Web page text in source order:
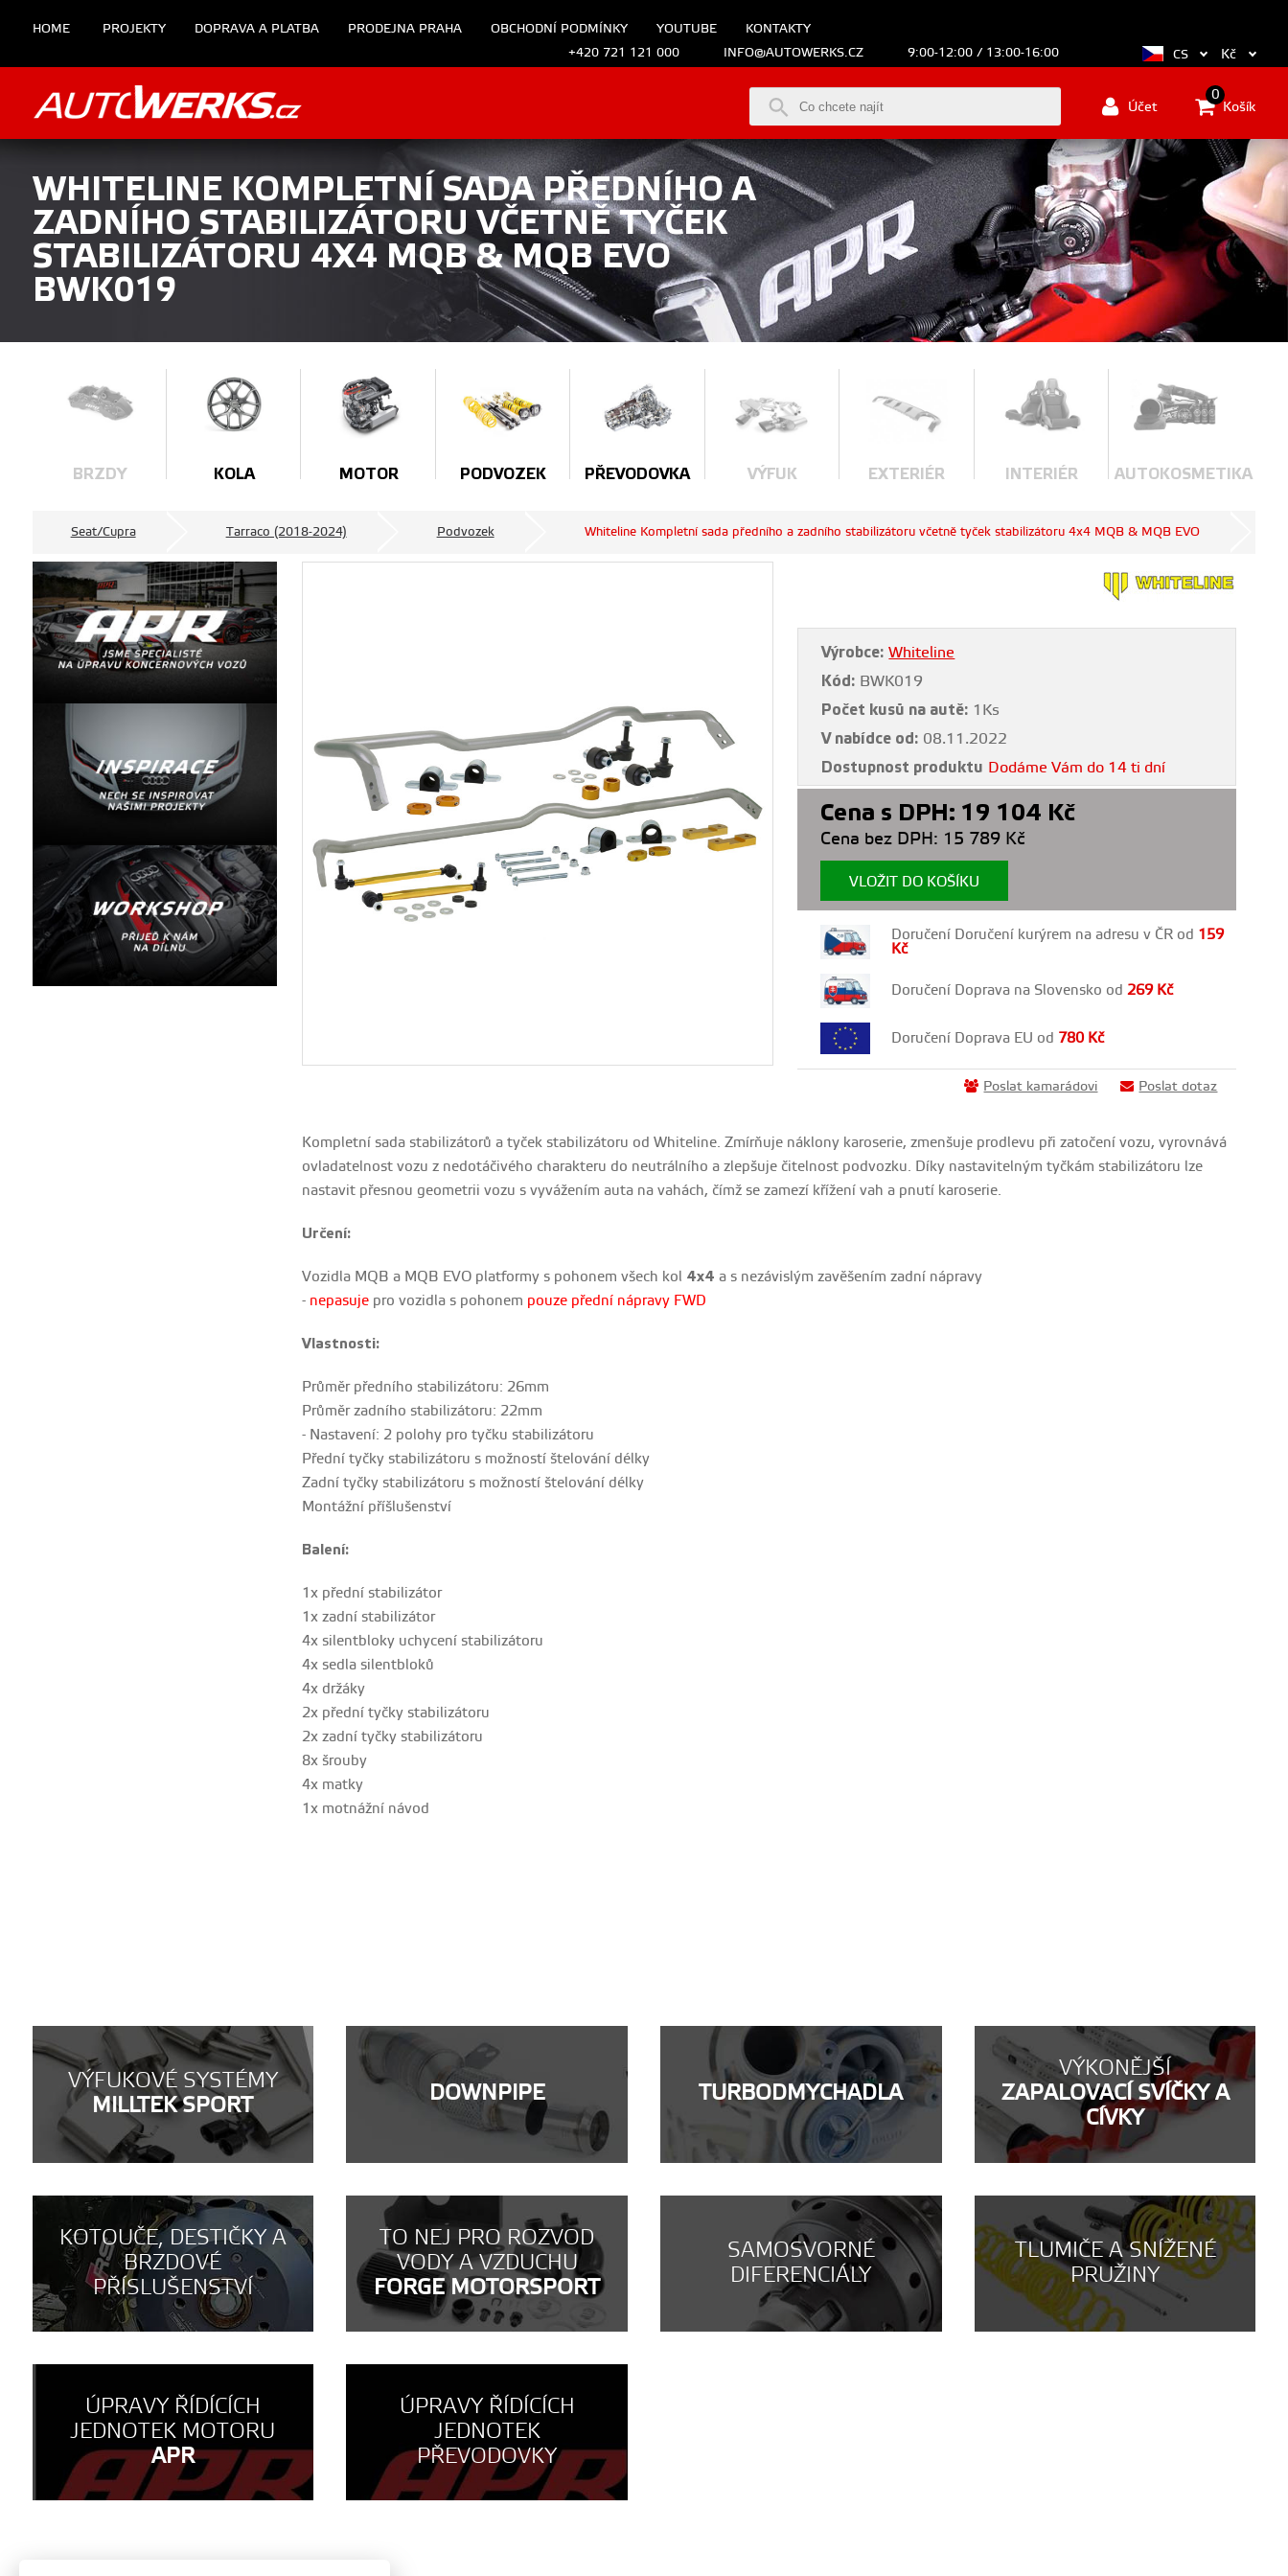
HOME PROJEKTY DOPRAVA A PLATBA PRODEJNA PRAHA OBCHODNÍ PODMÍNKY YOUTUBE
KONTAKTY
+420 721 121 000
INFO@AUTOWERKS.CZ 9:00-12:00 / 13:00-16:00 CS Kč
Účet Košík
0
WHITELINE KOMPLETNÍ SADA PŘEDNÍHO A
ZADNÍHO STABILIZÁTORU VČETNĚ TYČEK
STABILIZÁTORU 4X4 MQB & MQB EVO
BWK019
BRZDY KOLA MOTOR PODVOZEK PŘEVODOVKA VÝFUK EXTERIÉR INTERIÉR AUTOKOSMETIKA
Seat/Cupra Tarraco (2018-2024) Podvozek Whiteline Kompletní sada předního a zadního stabilizátoru včetně tyček stabilizátoru 4x4 MQB & MQB EVO
Výrobce: Whiteline
Kód: BWK019
Počet kusů na autě: 1Ks
V nabídce od: 08.11.2022
Dostupnost produktu Dodáme Vám do 14 ti dní
Cena s DPH: 19 104 Kč
Cena bez DPH: 15 789 Kč
VLOŽIT DO KOŠÍKU
Doručení Doručení kurýrem na adresu v ČR od 159
Kč
Doručení Doprava na Slovensko od269 Kč
Doručení Doprava EU od 780 Kč
Poslat kamarádovi Poslat dotaz
Kompletní sada stabilizátorů a tyček stabilizátoru od Whiteline. Zmírňuje náklony karoserie, zmenšuje prodlevu při zatočení vozu, vyrovnává
ovladatelnost vozu z nedotáčivého charakteru do neutrálního a zlepšuje čitelnost podvozku. Díky nastavitelným tyčkám stabilizátoru lze
nastavit přesnou geometrii vozu s vyvážením auta na vahách, čímž se zamezí křížení vah a pnutí karoserie.
Určení:
Vozidla MQB a MQB EVO platformy s pohonem všech kol 4x4 a s nezávislým zavěšením zadní nápravy
- nepasujepro vozidla s pohonem pouze přední nápravy FWD
Vlastnosti:
Průměr předního stabilizátoru: 26mm
Průměr zadního stabilizátoru: 22mm
- Nastavení: 2 polohy pro tyčku stabilizátoru
Přední tyčky stabilizátoru s možností štelování délky
Zadní tyčky stabilizátoru s možností štelování délky
Montážní příšlušenství
Balení:
1x přední stabilizátor
1x zadní stabilizátor
4x silentbloky uchycení stabilizátoru
4x sedla silentbloků
4x držáky
2x přední tyčky stabilizátoru
2x zadní tyčky stabilizátoru
8x šrouby
4x matky
1x motnážní návod
VÝFUKOVÉ SYSTÉMY
MILLTEK SPORT
DOWNPIPE TURBODMYCHADLA
VÝKONĚJŠÍ
ZAPALOVACÍ SVÍČKY A
CÍVKY
KOTOUČE, DESTIČKY A
BRZDOVÉ
PŘÍSLUŠENSTVÍ
TO NEJ PRO ROZVOD
VODY A VZDUCHU
FORGE MOTORSPORT
SAMOSVORNÉ
DIFERENCIÁLY
TLUMIČE A SNÍŽENÉ
PRUŽINY
ÚPRAVY ŘÍDÍCÍCH
JEDNOTEK MOTORU
APR
ÚPRAVY ŘÍDÍCÍCH
JEDNOTEK
PŘEVODOVKY